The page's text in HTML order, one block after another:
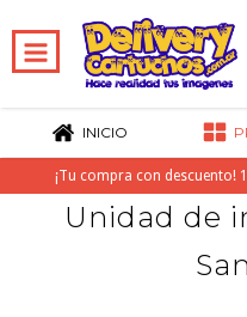
INICIO
¡Tu compra con descuento!
Unidad de